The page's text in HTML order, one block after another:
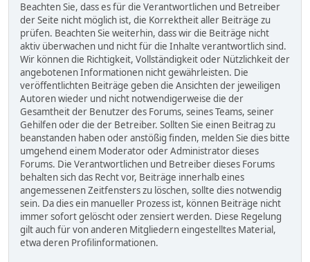
Beachten Sie, dass es für die Verantwortlichen und Betreiber
der Seite nicht möglich ist, die Korrektheit aller Beiträge zu
prüfen. Beachten Sie weiterhin, dass wir die Beiträge nicht
aktiv überwachen und nicht für die Inhalte verantwortlich sind.
Wir können die Richtigkeit, Vollständigkeit oder Nützlichkeit der
angebotenen Informationen nicht gewährleisten. Die
veröffentlichten Beiträge geben die Ansichten der jeweiligen
Autoren wieder und nicht notwendigerweise die der
Gesamtheit der Benutzer des Forums, seines Teams, seiner
Gehilfen oder die der Betreiber. Sollten Sie einen Beitrag zu
beanstanden haben oder anstößig finden, melden Sie dies bitte
umgehend einem Moderator oder Administrator dieses
Forums. Die Verantwortlichen und Betreiber dieses Forums
behalten sich das Recht vor, Beiträge innerhalb eines
angemessenen Zeitfensters zu löschen, sollte dies notwendig
sein. Da dies ein manueller Prozess ist, können Beiträge nicht
immer sofort gelöscht oder zensiert werden. Diese Regelung
gilt auch für von anderen Mitgliedern eingestelltes Material,
etwa deren Profilinformationen.